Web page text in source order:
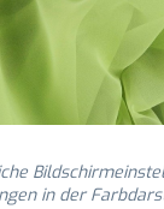
in der